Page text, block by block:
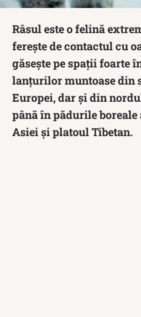
Râsul este o felină
ferește de contactul cu
găsește pe spații foarte
lanțurilor muntoase din
Europei, dar și din
până în pădurile
Asiei și platoul Tibetan.